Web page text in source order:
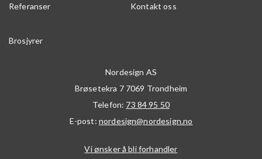
Referanser Kontakt oss
Brosjyrer
Nordesign AS
Brøsetekra 7 7069 Trondheim
Telefon: 73 84 95 50
E-post: nordesign@nordesign.no
Vi ønsker å bli forhandler